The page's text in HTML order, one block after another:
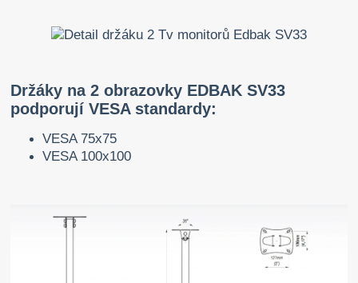
Držáky na 2 obrazovky EDBAK SV33
podporují VESA standardy:
VESA 75x75
VESA 100x100